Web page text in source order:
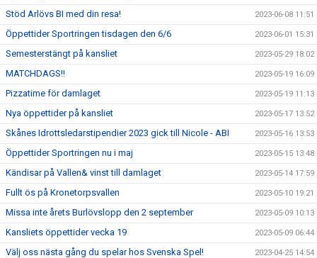
Stöd Arlövs BI med din resa! 2023-06-08 11:51
Öppettider Sportringen tisdagen den 6/6 2023-06-01 15:31
Semesterstängt på kansliet 2023-05-29 18:02
MATCHDAGS!! 2023-05-19 16:09
Pizzatime för damlaget 2023-05-19 11:13
Nya öppettider på kansliet 2023-05-17 13:52
Skånes Idrottsledarstipendier 2023 gick till Nicole - ABI 2023-05-16 13:53
Öppettider Sportringen nu i maj 2023-05-15 13:48
Kändisar på Vallen& vinst till damlaget 2023-05-14 17:59
Fullt ös på Kronetorpsvallen 2023-05-10 19:21
Missa inte årets Burlövslopp den 2 september 2023-05-09 10:13
Kansliets öppettider vecka 19 2023-05-09 06:44
Välj oss nästa gång du spelar hos Svenska Spel! 2023-04-25 14:54